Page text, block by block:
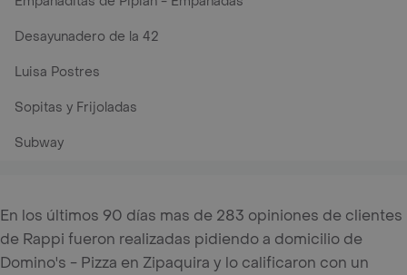
Desayunadero de la 42
Luisa Postres
Sopitas y Frijoladas
Subway
En los últimos 90 días mas de 283 opiniones de clientes
de Rappi fueron realizadas pidiendo a domicilio de
Domino's - Pizza en Zipaquira y lo calificaron con un